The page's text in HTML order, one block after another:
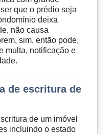
que o prédio seja
deixa
não causa
sim, então pode,
multa, notificação e
de escritura de
de um imóvel
incluindo o estado